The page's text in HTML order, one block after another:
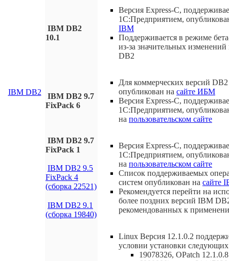
IBM DB2
IBM DB2
10.1
Версия Express-C,
1С:Предприятием,
IBM
Поддерживается в режиме
из-за значительных изменений
DB2
IBM DB2 9.7
FixPack 6
Для коммерческих версий
опубликован на сайте ИБМ
Версия Express-C,
1С:Предприятием,
на пользовательском сайте
IBM DB2 9.7
FixPack 1
Версия Express-C,
1С:Предприятием,
на пользовательском сайте
Список поддерживаемых
систем опубликован на сайте
Рекомендуется перейти на
более поздних версий IBM
рекомендованных к
IBM DB2 9.5
FixPack 4
(сборка 22521)
IBM DB2 9.1
(сборка 19840)
Linux Версия 12.1.0.2
условии установки
19078326, OPatch